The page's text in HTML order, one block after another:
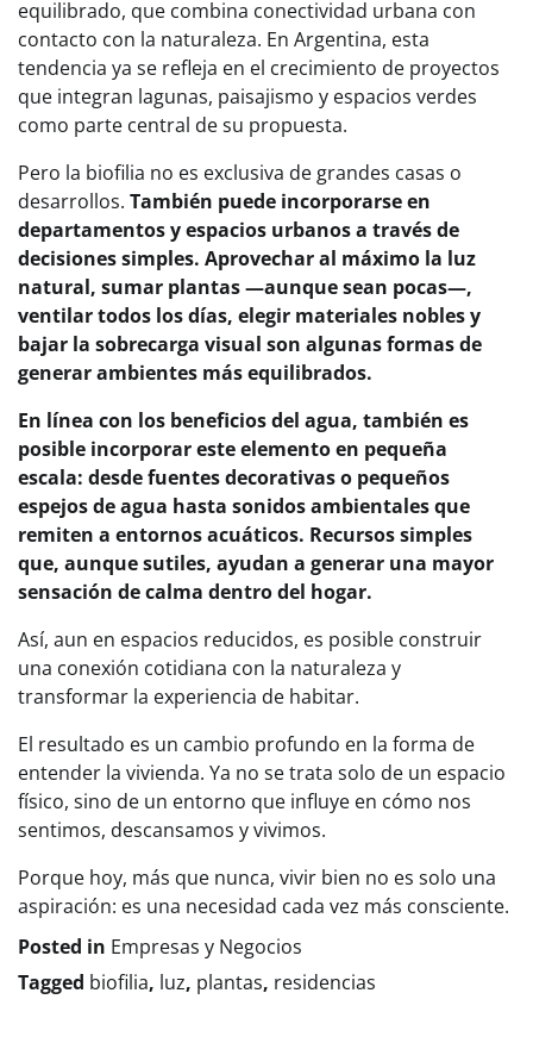
equilibrado, que combina conectividad urbana con
contacto con la naturaleza. En Argentina, esta
tendencia ya se refleja en el crecimiento de proyectos
que integran lagunas, paisajismo y espacios verdes
como parte central de su propuesta.
Pero la biofilia no es exclusiva de grandes casas o
desarrollos. También puede incorporarse en
departamentos y espacios urbanos a través de
decisiones simples. Aprovechar al máximo la luz
natural, sumar plantas —aunque sean pocas—,
ventilar todos los días, elegir materiales nobles y
bajar la sobrecarga visual son algunas formas de
generar ambientes más equilibrados.
En línea con los beneficios del agua, también es
posible incorporar este elemento en pequeña
escala: desde fuentes decorativas o pequeños
espejos de agua hasta sonidos ambientales que
remiten a entornos acuáticos. Recursos simples
que, aunque sutiles, ayudan a generar una mayor
sensación de calma dentro del hogar.
Así, aun en espacios reducidos, es posible construir
una conexión cotidiana con la naturaleza y
transformar la experiencia de habitar.
El resultado es un cambio profundo en la forma de
entender la vivienda. Ya no se trata solo de un espacio
físico, sino de un entorno que influye en cómo nos
sentimos, descansamos y vivimos.
Porque hoy, más que nunca, vivir bien no es solo una
aspiración: es una necesidad cada vez más consciente.
Posted in Empresas y Negocios
Tagged biofilia, luz, plantas, residencias